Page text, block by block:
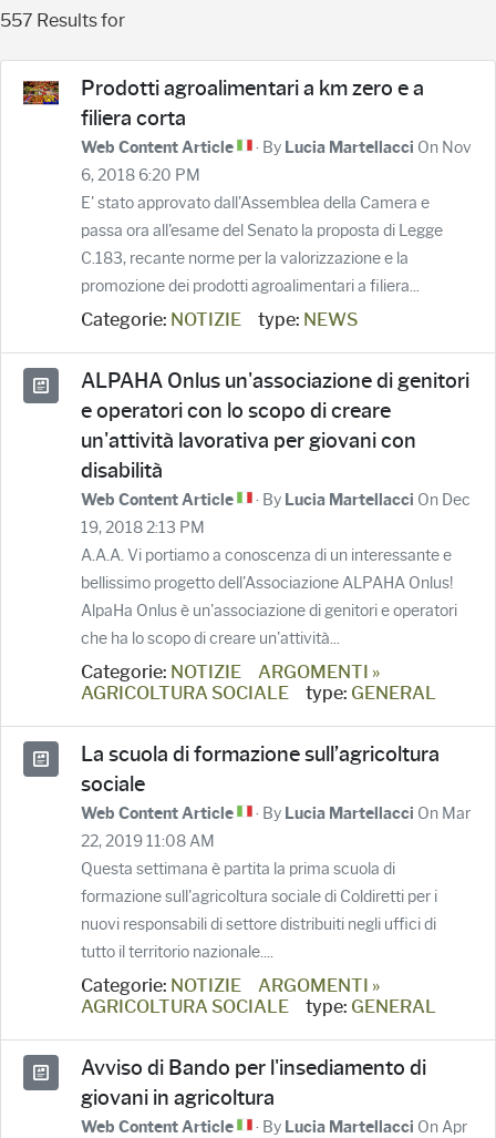
557 Results for
Prodotti agroalimentari a km zero e a
filiera corta
Web Content Article · By Lucia Martellacci On Nov
6, 2018 6:20 PM
E' stato approvato dall'Assemblea della Camera e
passa ora all'esame del Senato la proposta di Legge
C.183, recante norme per la valorizzazione e la
promozione dei prodotti agroalimentari a filiera...
Categorie: NOTIZIE type: NEWS
ALPAHA Onlus un'associazione di genitori
e operatori con lo scopo di creare
un'attività lavorativa per giovani con
disabilità
Web Content Article · By Lucia Martellacci On Dec
19, 2018 2:13 PM
A.A.A. Vi portiamo a conoscenza di un interessante e
bellissimo progetto dell'Associazione ALPAHA Onlus!
AlpaHa Onlus è un'associazione di genitori e operatori
che ha lo scopo di creare un'attività...
Categorie: NOTIZIE
ARGOMENTI »
AGRICOLTURA SOCIALE
type: GENERAL
La scuola di formazione sull’agricoltura
sociale
Web Content Article · By Lucia Martellacci On Mar
22, 2019 11:08 AM
Questa settimana è partita la prima scuola di
formazione sull'agricoltura sociale di Coldiretti per i
nuovi responsabili di settore distribuiti negli uffici di
tutto il territorio nazionale....
Categorie: NOTIZIE
ARGOMENTI »
AGRICOLTURA SOCIALE
type: GENERAL
Avviso di Bando per l'insediamento di
giovani in agricoltura
Web Content Article · By Lucia Martellacci On Apr